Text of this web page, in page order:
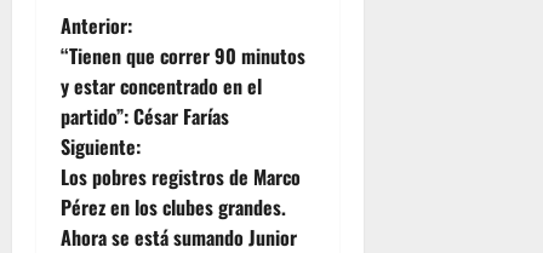
Anterior:
“Tienen que correr 90 minutos
y estar concentrado en el
partido”: César Farías
Siguiente:
Los pobres registros de Marco
Pérez en los clubes grandes.
Ahora se está sumando Junior